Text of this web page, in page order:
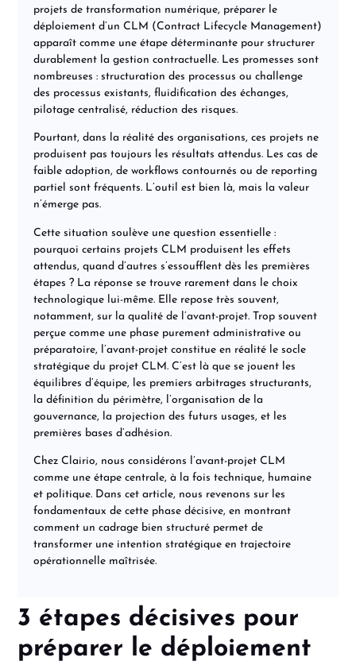
projets de transformation numérique, préparer le
déploiement d’un CLM (Contract Lifecycle Management)
apparaît comme une étape déterminante pour structurer
durablement la gestion contractuelle. Les promesses sont
nombreuses : structuration des processus ou challenge
des processus existants, fluidification des échanges,
pilotage centralisé, réduction des risques.
Pourtant, dans la réalité des organisations, ces projets ne
produisent pas toujours les résultats attendus. Les cas de
faible adoption, de workflows contournés ou de reporting
partiel sont fréquents. L’outil est bien là, mais la valeur
n’émerge pas.
Cette situation soulève une question essentielle :
pourquoi certains projets CLM produisent les effets
attendus, quand d’autres s’essoufflent dès les premières
étapes ? La réponse se trouve rarement dans le choix
technologique lui-même. Elle repose très souvent,
notamment, sur la qualité de l’avant-projet. Trop souvent
perçue comme une phase purement administrative ou
préparatoire, l’avant-projet constitue en réalité le socle
stratégique du projet CLM. C’est là que se jouent les
équilibres d’équipe, les premiers arbitrages structurants,
la définition du périmètre, l’organisation de la
gouvernance, la projection des futurs usages, et les
premières bases d’adhésion.
Chez Clairio, nous considérons l’avant-projet CLM
comme uneétape centrale, à la foistechnique, humaine
et politique. Dans cet article, nous revenons sur les
fondamentaux de cette phase décisive, en montrant
comment un cadrage bien structuré permet de
transformer une intention stratégique en trajectoire
opérationnelle maîtrisée.
3 étapes décisives pour
préparer le déploiement